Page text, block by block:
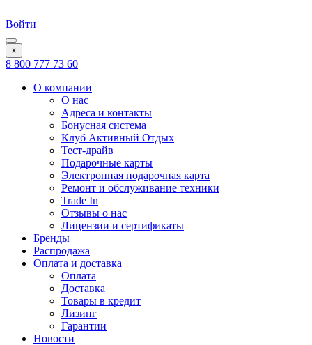
Войти
×
8 800 777 73 60
О компании
О нас
Адреса и контакты
Бонусная система
Клуб Активный Отдых
Тест-драйв
Подарочные карты
Электронная подарочная карта
Ремонт и обслуживание техники
Trade In
Отзывы о нас
Лицензии и сертификаты
Бренды
Распродажа
Оплата и доставка
Оплата
Доставка
Товары в кредит
Лизинг
Гарантии
Новости